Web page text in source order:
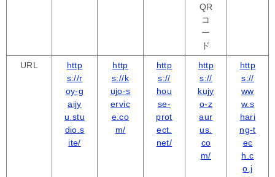
QR
コ
ー
ド
URL
http
s://r
oy-g
aijy
u.stu
dio.s
ite/
http
s://k
ujo-s
ervic
e.co
m/
http
s://
hou
se-
prot
ect.
net/
http
s://
kujy
o-z
aur
us.
co
m/
http
s://
ww
w.s
hari
ng-t
ec
h.c
o.j